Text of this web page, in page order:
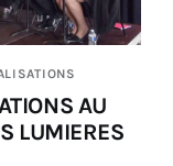
AU
LUMIERES